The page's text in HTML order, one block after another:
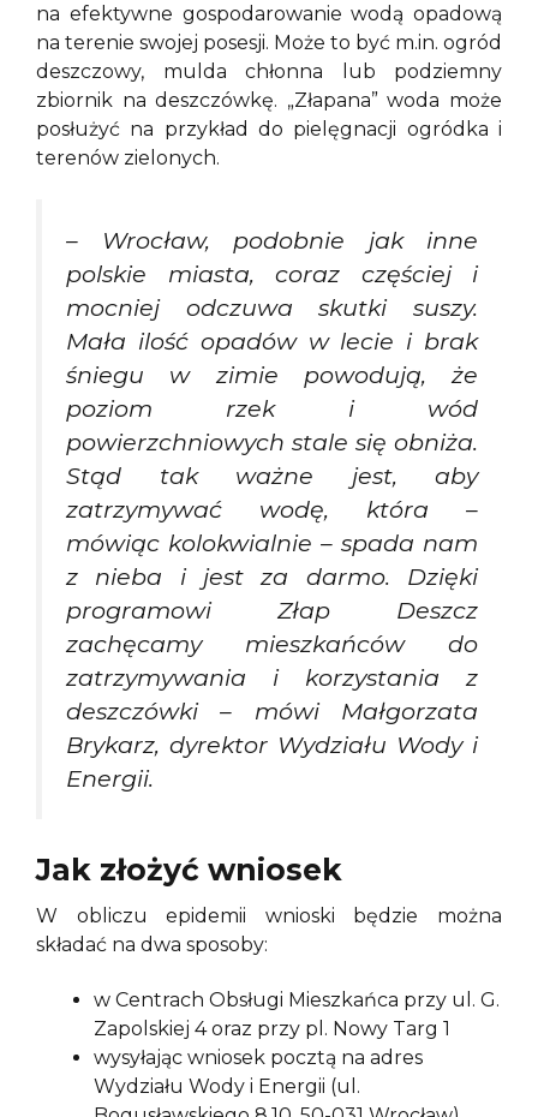
na efektywne gospodarowanie wodą opadową
na terenie swojej posesji. Może to być m.in. ogród
deszczowy, mulda chłonna lub podziemny
zbiornik na deszczówkę. „Złapana” woda może
posłużyć na przykład do pielęgnacji ogródka i
terenów zielonych.
– Wrocław, podobnie jak inne
polskie miasta, coraz częściej i
mocniej odczuwa skutki suszy.
Mała ilość opadów w lecie i brak
śniegu w zimie powodują, że
poziom rzek i wód
powierzchniowych stale się obniża.
Stąd tak ważne jest, aby
zatrzymywać wodę, która –
mówiąc kolokwialnie – spada nam
z nieba i jest za darmo. Dzięki
programowi Złap Deszcz
zachęcamy mieszkańców do
zatrzymywania i korzystania z
deszczówki – mówi Małgorzata
Brykarz, dyrektor Wydziału Wody i
Energii.
Jak złożyć wniosek
W obliczu epidemii wnioski będzie można
składać na dwa sposoby:
w Centrach Obsługi Mieszkańca przy ul. G.
Zapolskiej 4 oraz przy pl. Nowy Targ 1
wysyłając wniosek pocztą na adres
Wydziału Wody i Energii (ul.